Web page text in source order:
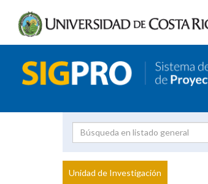
Proyecto
Investigador
Unidad de Investigación